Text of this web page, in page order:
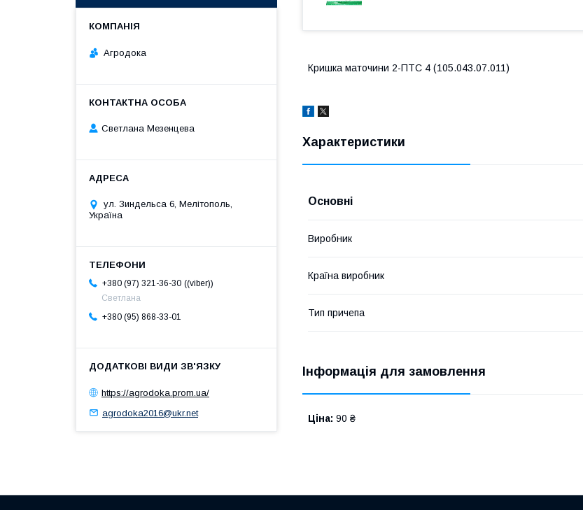
Кришка маточини 2-ПТС 4 (105.043.07.011)
Характеристики
Основні
Виробник
Країна виробник
Тип причепа
Інформація для замовлення
Ціна: 90 ₴
Агродока
Светлана Мезенцева
ул. Зиндельса 6, Мелітополь,
Україна
+380 (97) 321-36-30
(viber)
Светлана
+380 (95) 868-33-01
https://agrodoka.prom.ua/
agrodoka2016@ukr.net